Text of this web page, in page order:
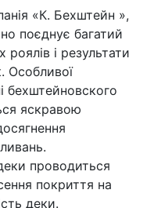
«К. Бехштейн »,
поєднує багатий
роялів і результати
Особливої
бехштейновского
яскравою
проводиться
покриття на
деки.